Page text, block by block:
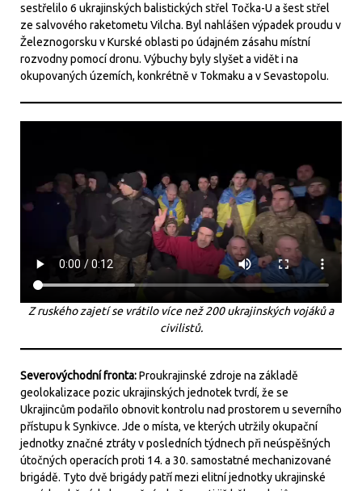
sestřelilo 6 ukrajinských balistických střel Točka-U a šest střel
ze salvového raketometu Vilcha. Byl nahlášen výpadek proudu v
Železnogorsku v Kurské oblasti po údajném zásahu místní
rozvodny pomocí dronu. Výbuchy byly slyšet a vidět i na
okupovaných územích, konkrétně v Tokmaku a v Sevastopolu.
Z ruského zajetí se vrátilo více než 200 ukrajinských vojáků a
civilistů.
Severovýchodní fronta:Proukrajinské zdroje na základě
geolokalizace pozic ukrajinských jednotek tvrdí, že se
Ukrajincům podařilo obnovit kontrolu nad prostorem u severního
přístupu k Synkivce. Jde o místa, ve kterých utržily okupační
jednotky značné ztráty v posledních týdnech při neúspěšných
útočných operacích proti 14. a 30. samostatné mechanizované
brigádě. Tyto dvě brigády patří mezi elitní jednotky ukrajinské